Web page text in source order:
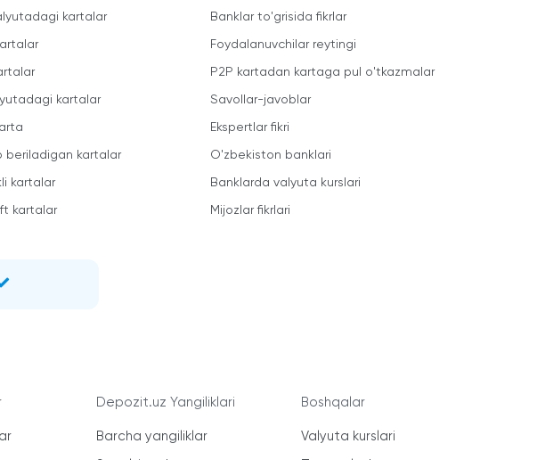
kartalar
kartalar
beriladigan kartalar
kartalar
kartalar
Banklar to'grisida fikrlar
Foydalanuvchilar reytingi
P2P kartadan kartaga pul o'tkazmalar
Savollar-javoblar
Ekspertlar fikri
O'zbekiston banklari
Banklarda valyuta kurslari
Mijozlar fikrlari
Depozit.uz Yangiliklari
Barcha yangiliklar
Boshqalar
Valyuta kurslari